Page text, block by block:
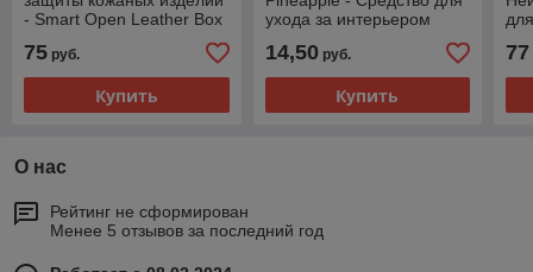
- Smart Open Leather Box
75 руб.
Купить
ухода за интерьером
14,50руб.
Купить
77
О нас
Рейтинг не сформирован
Менее 5 отзывов за последний год